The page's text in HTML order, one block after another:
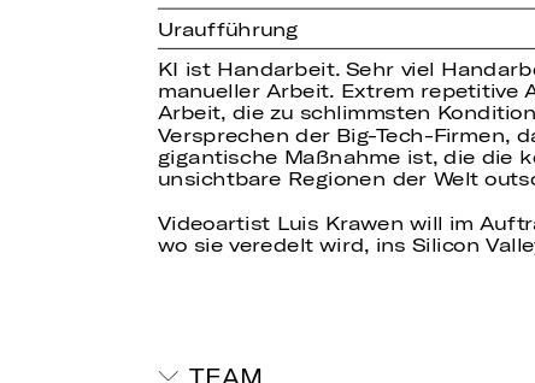
Uraufführung
KI ist Handarbeit. Sehr viel
manueller Arbeit. Extrem repetitive
Arbeit, die zu schlimmsten
Versprechen der Big-Tech-Firmen,
gigantische Maßnahme ist, die die
unsichtbare Regionen der Welt
Videoartist Luis Krawen will im
wo sie veredelt wird, ins Silicon
TEAM